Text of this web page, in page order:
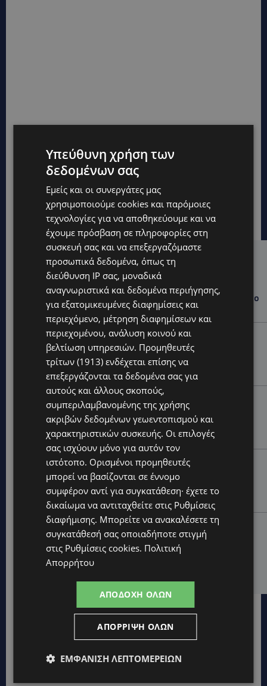
Hot this week
WORLD
ΦΩΤΙΑ ΣΤΟΝ ΒΟΛΟ: Στις φλόγες περιοχή πάνω από το
αρχαίο θέατρο Δημητριάδος
STORIES
ΜΑΝΩΛΗΣ ΕΜΜΑΝΟΥΗΛ: Η ιστορία της θρυλικής
Corner Pub που ξυπνά μνήμες δεκαετιών – Το
αφιέρωμα μετά τη φωτιά-(Φώτο)
ΘΕΣΣΑΛΟΝΙΚΗ: Σοκ από την κακοποίηση άγριων
χελωνών – Τις έβαψαν με πορτοκαλί λαδομπογιά-
(Φώτο)
UPDATES
ΑΓΚΑΛΙΑ ΕΛΠΙΔΑΣ: «Οι εξαγγελίες δεν αρκούν» –
Συγκρατημένη αισιοδοξία για το νέο σχέδιο
στήριξης των ατόμων με αναπηρία
STORIES
ΟΡΦΕΑΣ ΣΟΛΩΜΟΥ: Ο 10χρονος Κύπριος που
πρωταγωνιστεί στην εκστρατεία εξοικονόμησης
νερού – Απλά βήματα που κάνουν τη διαφορά -
Υπεύθυνη χρήση των
δεδομένων σας
Εμείς και οι συνεργάτες μας
χρησιμοποιούμε cookies και παρόμοιες
τεχνολογίες για να αποθηκεύουμε και να
έχουμε πρόσβαση σε πληροφορίες στη
συσκευή σας και να επεξεργαζόμαστε
προσωπικά δεδομένα, όπως τη
διεύθυνση IP σας, μοναδικά
αναγνωριστικά και δεδομένα περιήγησης,
για εξατομικευμένες διαφημίσεις και
περιεχόμενο, μέτρηση διαφημίσεων και
περιεχομένου, ανάλυση κοινού και
βελτίωση υπηρεσιών. Προμηθευτές
τρίτων (1913) ενδέχεται επίσης να
επεξεργάζονται τα δεδομένα σας για
αυτούς και άλλους σκοπούς,
συμπεριλαμβανομένης της χρήσης
ακριβών δεδομένων γεωεντοπισμού και
χαρακτηριστικών συσκευής. Οι επιλογές
σας ισχύουν μόνο για αυτόν τον
ιστότοπο. Ορισμένοι προμηθευτές
μπορεί να βασίζονται σε έννομο
συμφέρον αντί για συγκατάθεση· έχετε το
δικαίωμα να αντιταχθείτε στις Ρυθμίσεις
διαφήμισης. Μπορείτε να ανακαλέσετε τη
συγκατάθεσή σας οποιαδήποτε στιγμή
στις Ρυθμίσεις cookies. Πολιτική
Απορρήτου
ΑΠΟΔΟΧΉ ΌΛΩΝ
ΑΠΌΡΡΙΨΗ ΌΛΩΝ
ΕΜΦΆΝΙΣΗ ΛΕΠΤΟΜΕΡΕΙΏΝ